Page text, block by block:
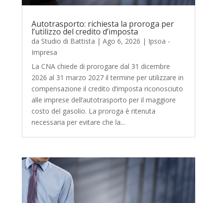
Autotrasporto: richiesta la proroga per
l’utilizzo del credito d’imposta
da Studio di Battista | Ago 6, 2026 | Ipsoa -
Impresa
La CNA chiede di prorogare dal 31 dicembre
2026 al 31 marzo 2027 il termine per utilizzare in
compensazione il credito d’imposta riconosciuto
alle imprese dell’autotrasporto per il maggiore
costo del gasolio. La proroga è ritenuta
necessaria per evitare che la...